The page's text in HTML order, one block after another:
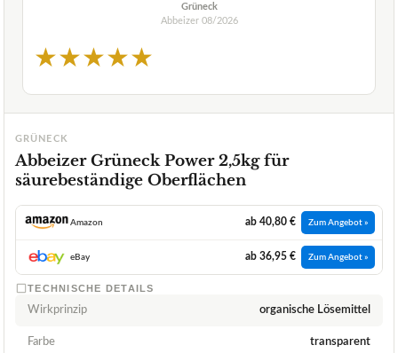
Grüneck
Abbeizer 08/2026
★★★★★
GRÜNECK
Abbeizer Grüneck Power 2,5kg für
säurebeständige Oberflächen
Amazon ab 40,80 € Zum Angebot »
eBay ab 36,95 € Zum Angebot »
TECHNISCHE DETAILS
Wirkprinzip organische Lösemittel
Farbe transparent